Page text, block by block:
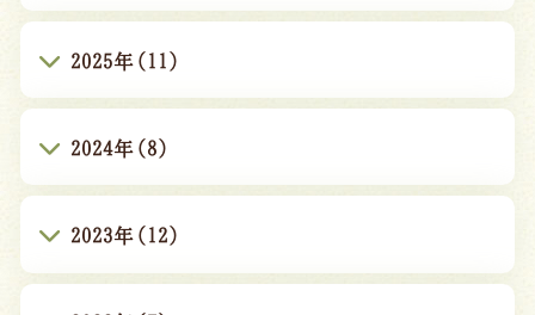
2025年(11)
2024年(8)
2023年(12)